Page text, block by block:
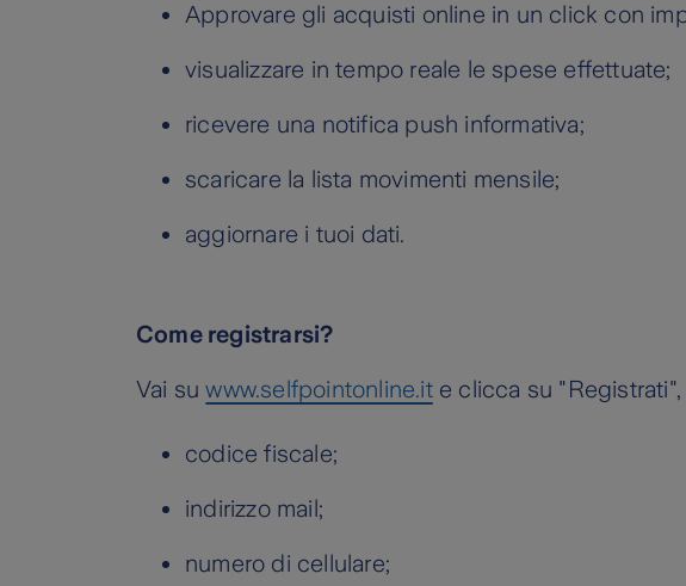
Approvare gli acquisti online in un click con
visualizzare in tempo reale le spese effettuate;
ricevere una notifica push informativa;
scaricare la lista movimenti mensile;
aggiornare i tuoi dati.
Come registrarsi?
Vai suwww.selfpointonline.ite clicca su
codice fiscale;
indirizzo mail;
numero di cellulare;